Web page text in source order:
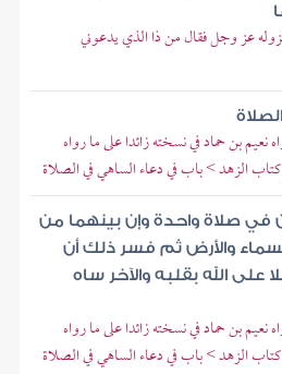
عز وجل فقال من ذا الذي يدعوني
نعيم بن حماد في نسخته زائدا على ما رواه
كتاب الزهد > باب في دعاء الساهي في الصلاة
في صلاة واحدة وإن بينهما من
والأرض ثم فسر ذلك أن
على الله بقلبه والآخر ساه
نعيم بن حماد في نسخته زائدا على ما رواه
كتاب الزهد > باب في دعاء الساهي في الصلاة